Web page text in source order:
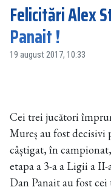
Felicitări Alex
Panait !
19 august 2017, 10:33
Cei trei jucători
Mureș au fost
câștigat, în
etapa a 3-a a Ligii a
Dan Panait au fost